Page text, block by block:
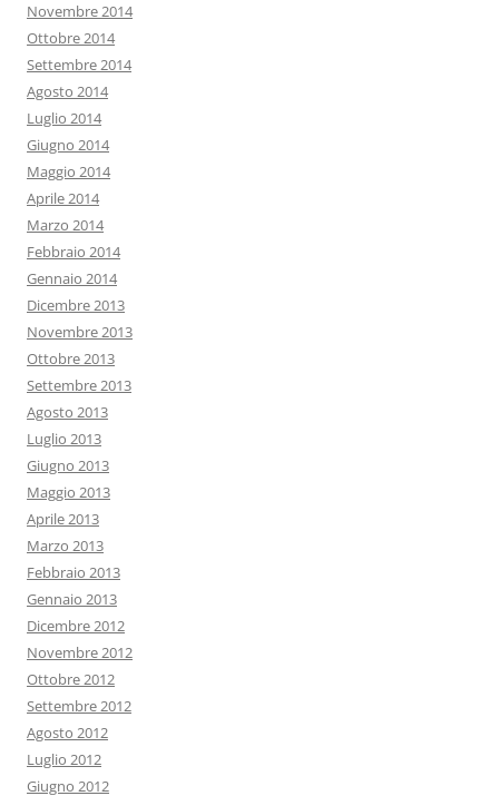
Novembre 2014
Ottobre 2014
Settembre 2014
Agosto 2014
Luglio 2014
Giugno 2014
Maggio 2014
Aprile 2014
Marzo 2014
Febbraio 2014
Gennaio 2014
Dicembre 2013
Novembre 2013
Ottobre 2013
Settembre 2013
Agosto 2013
Luglio 2013
Giugno 2013
Maggio 2013
Aprile 2013
Marzo 2013
Febbraio 2013
Gennaio 2013
Dicembre 2012
Novembre 2012
Ottobre 2012
Settembre 2012
Agosto 2012
Luglio 2012
Giugno 2012